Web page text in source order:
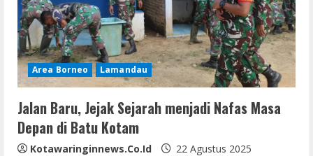
Area Borneo Lamandau
Jalan Baru, Jejak Sejarah menjadi Nafas Masa
Depan di Batu Kotam
Kotawaringinnews.co.id 22 Agustus 2025